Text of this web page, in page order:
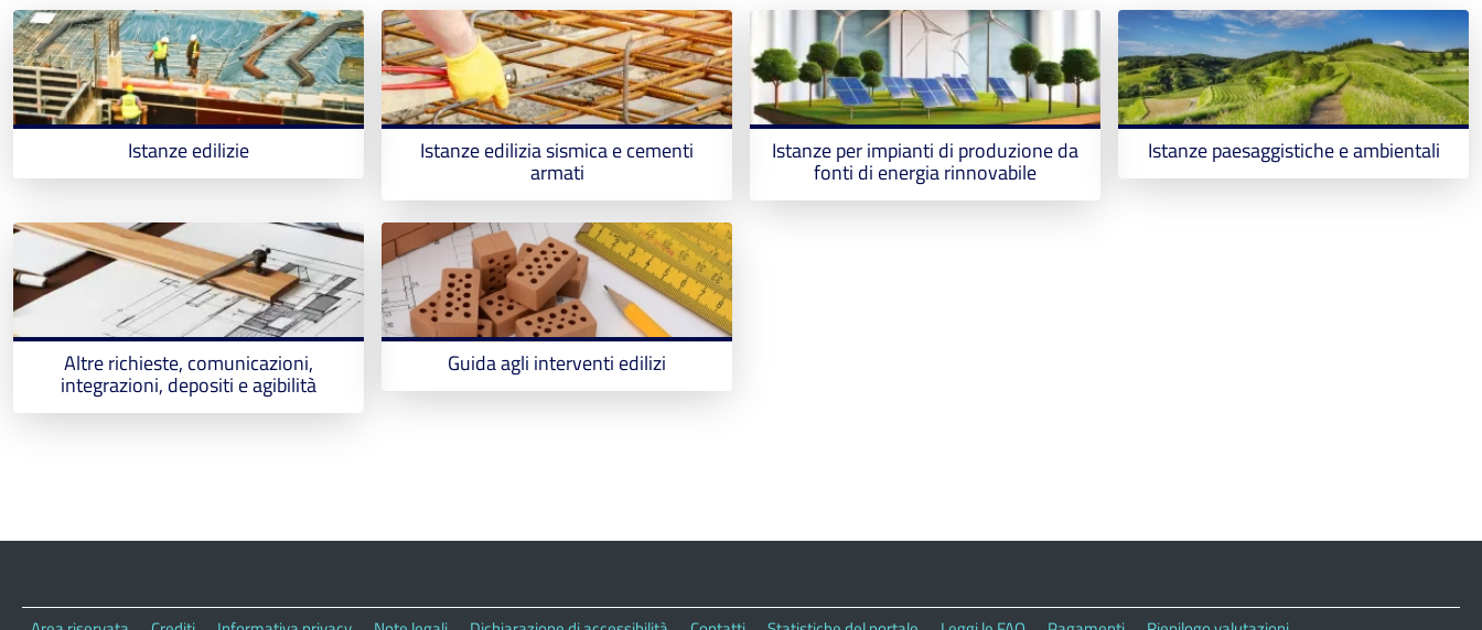
Istanze edilizie Istanze edilizia sismica e cementi
armati
Istanze per impianti di produzione da
fonti di energia rinnovabile
Istanze paesaggistiche e ambientali
Altre richieste, comunicazioni,
integrazioni, depositi e agibilità
Guida agli interventi edilizi